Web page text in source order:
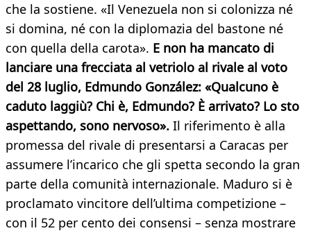
che la sostiene. «Il Venezuela non si colonizza né
si domina, né con la diplomazia del bastone né
con quella della carota». E non ha mancato di
lanciare una frecciata al vetriolo al rivale al voto
del 28 luglio, Edmundo González: «Qualcuno è
caduto laggiù? Chi è, Edmundo? È arrivato? Lo sto
aspettando, sono nervoso». Il riferimento è alla
promessa del rivale di presentarsi a Caracas per
assumere l’incarico che gli spetta secondo la gran
parte della comunità internazionale. Maduro si è
proclamato vincitore dell’ultima competizione –
con il 52 per cento dei consensi – senza mostrare